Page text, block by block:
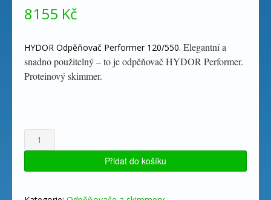
8155 Kč
HYDOR Odpěňovač Performer 120/550. Elegantní a
snadno použitelný – to je odpěňovač HYDOR Performer.
Proteinový skimmer.
HYDOR
Odpěňovač
120/550
Přidat do košíku